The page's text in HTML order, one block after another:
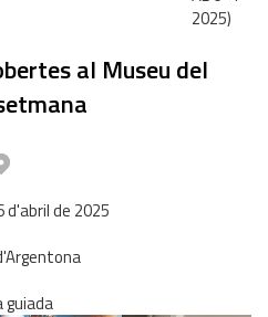
2025)
al Museu del
d'abrilde 2025
guiada